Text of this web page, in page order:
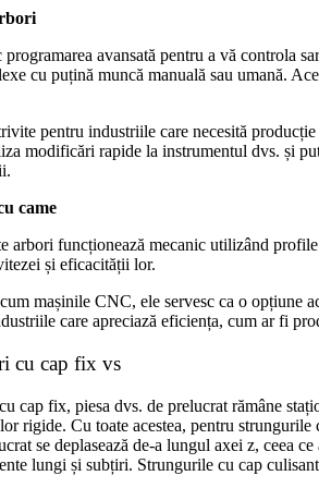
avansată pentru a vă controla
cu puțină muncă manuală sau umană.
pentru industriile care necesită
modificări rapide la instrumentul dvs. și
came
arbori funcționează mecanic utilizând
și eficacității lor.
mașinile CNC, ele servesc ca o opțiune
care apreciază eficiența, cum ar fi
cu cap fix vs
cap fix, piesa dvs. de prelucrat rămâne
rigide. Cu toate acestea, pentru
se deplasează de-a lungul axei z, ceea
lungi și subțiri. Strungurile cu cap